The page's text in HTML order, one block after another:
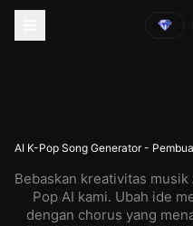
AI K-Pop Song Generator -
Bebaskan kreativitas
Pop AI kami. Ubah ide
dengan chorus yang